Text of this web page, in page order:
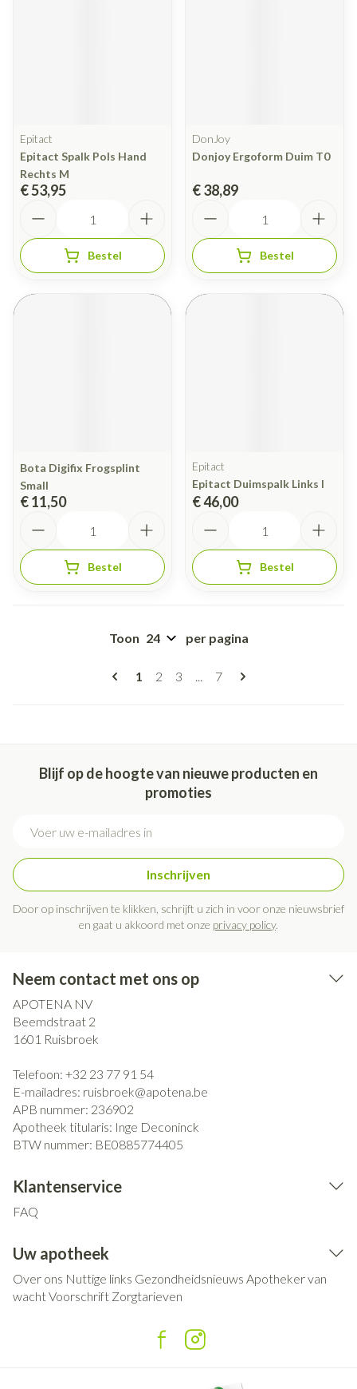
Epitact
Epitact Spalk Pols Hand
Rechts M
€ 53,95
Bestel
DonJoy
Donjoy Ergoform Duim T0
€ 38,89
Bestel
Bota Digifix Frogsplint
Small
€ 11,50
Bestel
Epitact
Epitact Duimspalk Links l
€ 46,00
Bestel
Pagina's
U lees momenteel pagina
1 Pagina
2 Pagina
3 ... Pagina
7
Toon per pagina
Blijf op de hoogte van nieuwe producten en
promoties
Inschrijven
Door op inschrijven te klikken, schrijft u zich in voor onze nieuwsbrief
en gaat u akkoord met onze privacy policy.
Neem contact met ons op
APOTENA NV
Beemdstraat 2
1601 Ruisbroek
Telefoon: +32 23 77 91 54
E-mailadres: ruisbroek@apotena.be
APB nummer: 236902
Apotheek titularis: Inge Deconinck
BTW nummer: BE0885774405
Klantenservice
FAQ
Uw apotheek
Over ons Nuttige links Gezondheidsnieuws Apotheker van
wachtVoorschrift Zorgtarieven